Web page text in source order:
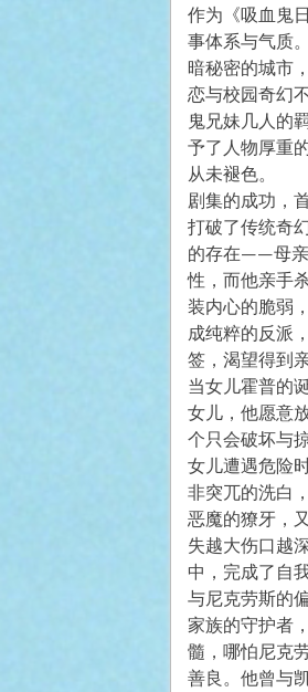
作为《吸血鬼
事体系与气质
暗秘密的城市
恋与校园奇幻
鬼兄妹几人的
予了人物厚重
从未褪色。
剧集的成功，
打破了传统奇
的存在——母亲
性，而他亲手
装内心的脆弱
成纯粹的反派
签，渴望得到
当女儿霍普的
女儿，他愿意
个只会破坏与
女儿遭遇危险
非突兀的洗白
恶魔的獠牙，
失越大伤口越
中，完成了自
与尼克劳斯的
家族的守护者
髓，哪怕尼克
善良。他曾与